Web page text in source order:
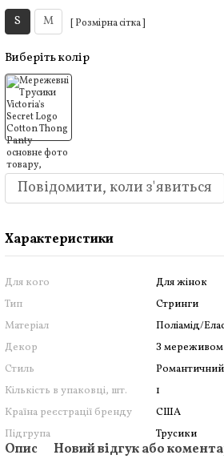
S M [ Розмірна сітка ]
Виберіть колір
Повідомити, коли з'явиться
Характеристики
Для кого
Для жінок
Тип
Стринги
Матеріал
Поліамід/
Декор
З мереживом
Стиль
Романтичний
Кількість в упаковці, шт.
1
Країна реєстрації бренду
США
Підгрупа
Трусики
Опис Новий відгук або